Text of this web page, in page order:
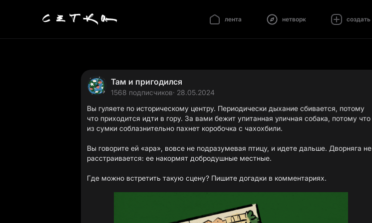
лента нетворк создать
Там и пригодился
1568 подписчиков· 28.05.2024
Вы гуляете по историческому центру. Периодически дыхание сбивается, потому
что приходится идти в гору. За вами бежит упитанная уличная собака, потому что
из сумки соблазнительно пахнет коробочка с чахохбили.
Вы говорите ей «ара», вовсе не подразумевая птицу, и идете дальше. Дворняга не
расстраивается: ее накормят добродушные местные.
Где можно встретить такую сцену? Пишите догадки в комментариях.